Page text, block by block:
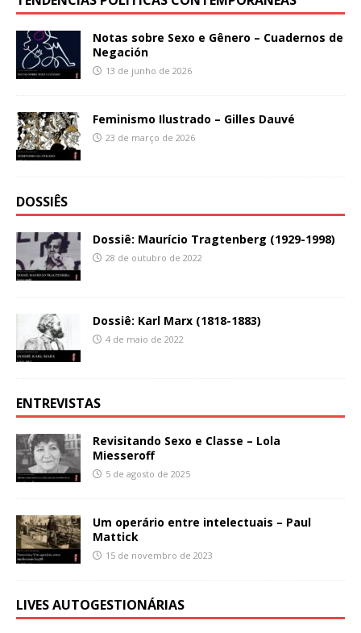
Notas sobre Sexo e Gênero – Cuadernos de
Negación
13 de junho de 2026
Feminismo Ilustrado – Gilles Dauvé
23 de março de 2026
DOSSIÊS
Dossiê: Maurício Tragtenberg (1929-1998)
28 de outubro de 2022
Dossiê: Karl Marx (1818-1883)
4 de maio de 2022
ENTREVISTAS
Revisitando Sexo e Classe – Lola
Miesseroff
5 de agosto de 2025
Um operário entre intelectuais – Paul
Mattick
15 de novembro de 2023
LIVES AUTOGESTIONÁRIAS